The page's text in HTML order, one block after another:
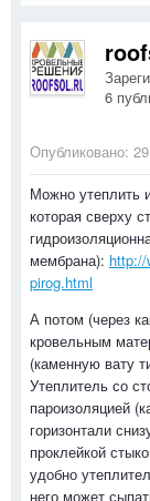
6
Опубликовано:
Можно утеплить
которая сверху
мембрана):
pirog.html
А потом (через
кровельным
(каменную вату
Утеплитель со
пароизоляцией
горизонтали
проклейкой
удобно
него может